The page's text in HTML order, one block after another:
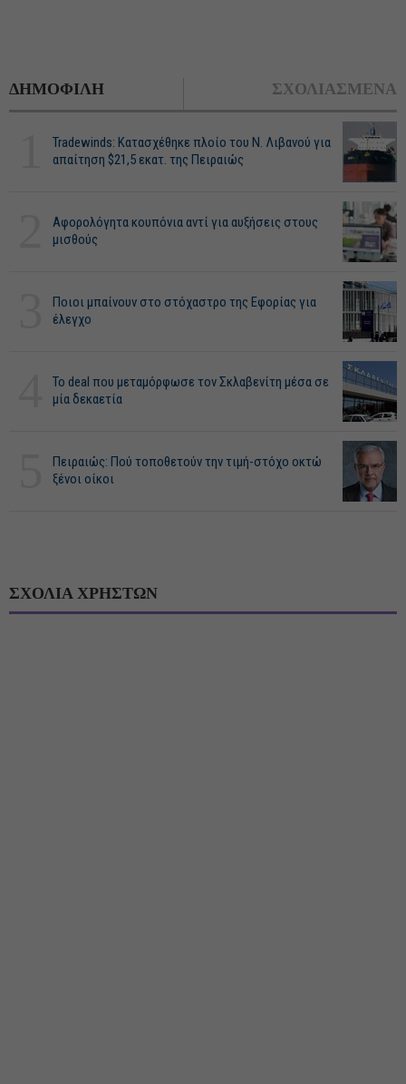
ΔΗΜΟΦΙΛΗ ΣΧΟΛΙΑΣΜΕΝΑ
Tradewinds: Κατασχέθηκε πλοίο του Ν. Λιβανού για
απαίτηση $21,5 εκατ. της Πειραιώς
Αφορολόγητα κουπόνια αντί για αυξήσεις στους
μισθούς
Ποιοι μπαίνουν στο στόχαστρο της Εφορίας για
έλεγχο
Το deal που μεταμόρφωσε τον Σκλαβενίτη μέσα σε
μία δεκαετία
Πειραιώς: Πού τοποθετούν την τιμή-στόχο οκτώ
ξένοι οίκοι
ΣΧΟΛΙΑ ΧΡΗΣΤΩΝ